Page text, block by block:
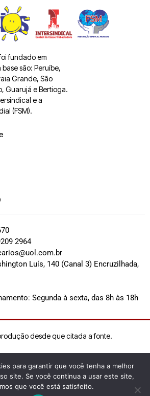
fundado em
base são: Peruíbe,
Grande, São
Guarujá e Bertioga.
e a
(FSM).
2964
Luís, 140 (Canal 3) Encruzilhada,
Segunda à sexta, das 8h às 18h
desde que citada a fonte.
para garantir que você tenha a melhor
site. Se você continua a usar este site,
que você está satisfeito.